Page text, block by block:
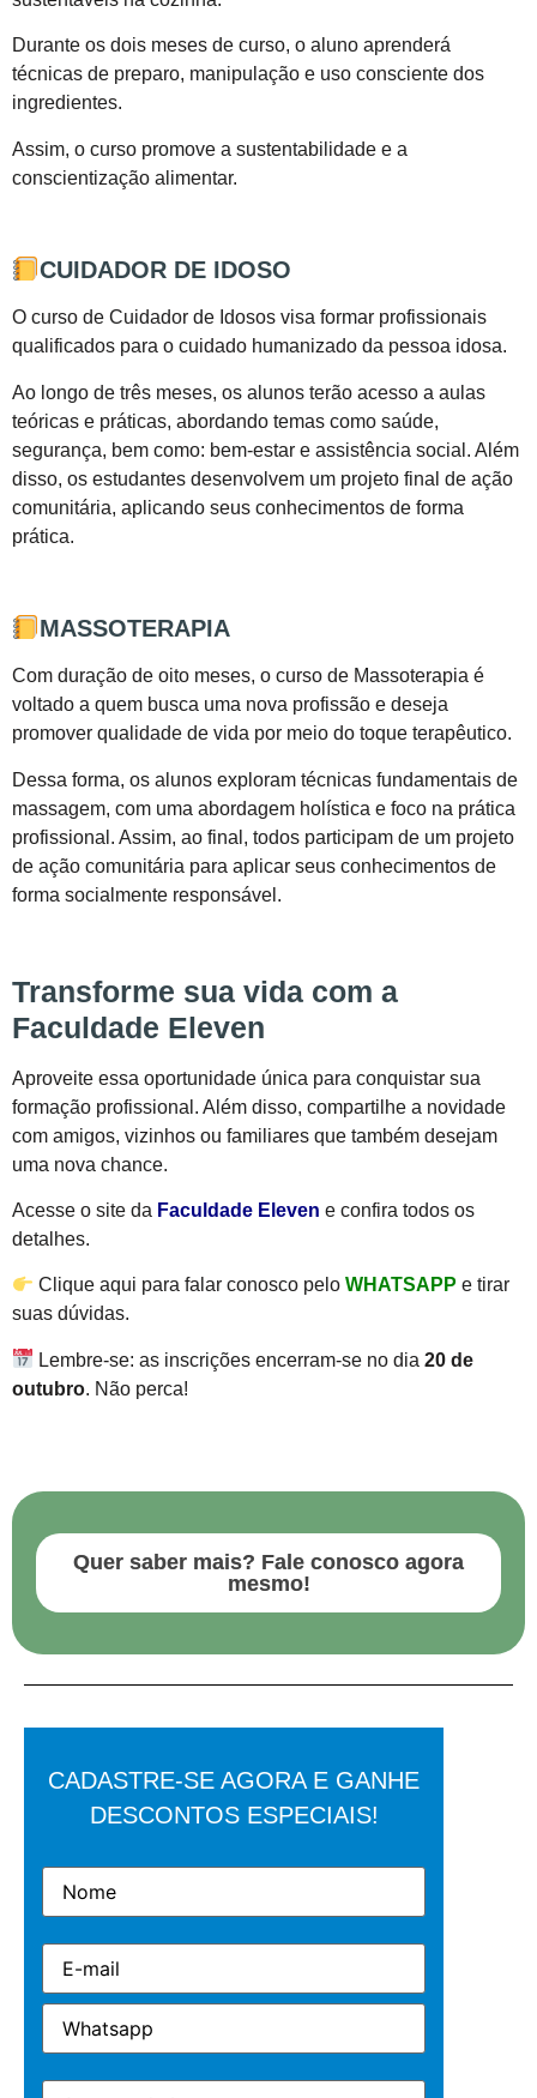
Durante os dois meses de curso, o aluno aprenderá
técnicas de preparo, manipulação e uso consciente dos
ingredientes.
Assim, o curso promove a sustentabilidade e a
conscientização alimentar.
CUIDADOR DE IDOSO
O curso de Cuidador de Idosos visa formar profissionais
qualificados para o cuidado humanizado da pessoa idosa.
Ao longo de três meses, os alunos terão acesso a aulas
teóricas e práticas, abordando temas como saúde,
segurança, bem como: bem-estar e assistência social. Além
disso, os estudantes desenvolvem um projeto final de ação
comunitária, aplicando seus conhecimentos de forma
prática.
MASSOTERAPIA
Com duração de oito meses, o curso de Massoterapia é
voltado a quem busca uma nova profissão e deseja
promover qualidade de vida por meio do toque terapêutico.
Dessa forma, os alunos exploram técnicas fundamentais de
massagem, com uma abordagem holística e foco na prática
profissional. Assim, ao final, todos participam de um projeto
de ação comunitária para aplicar seus conhecimentos de
forma socialmente responsável.
Transforme sua vida com a
Faculdade Eleven
Aproveite essa oportunidade única para conquistar sua
formação profissional. Além disso, compartilhe a novidade
com amigos, vizinhos ou familiares que também desejam
uma nova chance.
Acesse o site da Faculdade Eleven e confira todos os
detalhes.
Clique aqui para falar conosco peloWHATSAPPe tirar
suas dúvidas.
Lembre-se: as inscrições encerram-se no dia20 de
outubro. Não perca!
Quer saber mais? Fale conosco agora
mesmo!
CADASTRE-SE AGORA E GANHE
DESCONTOS ESPECIAIS!